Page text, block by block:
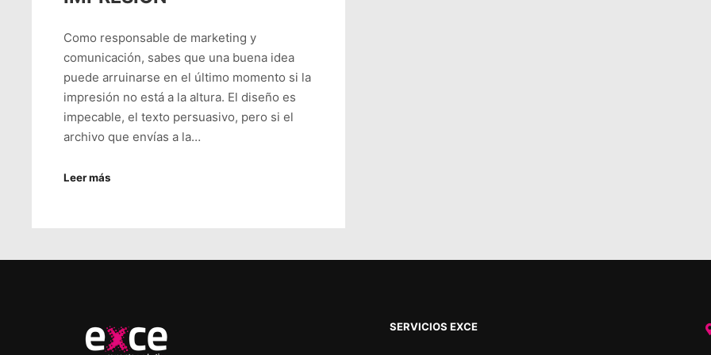
Como responsable de marketing y
comunicación, sabes que una buena idea
puede arruinarse en el último momento si la
impresión no está a la altura. El diseño es
impecable, el texto persuasivo, pero si el
archivo que envías a la…
Leer más
SERVICIOS EXCE